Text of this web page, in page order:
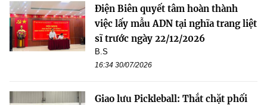
Điện Biên quyết tâm hoàn thành
việc lấy mẫu ADN tại nghĩa trang liệt
sĩ trước ngày 22/12/2026
B.S
16:34 30/07/2026
Giao lưu Pickleball: Thắt chặt phối